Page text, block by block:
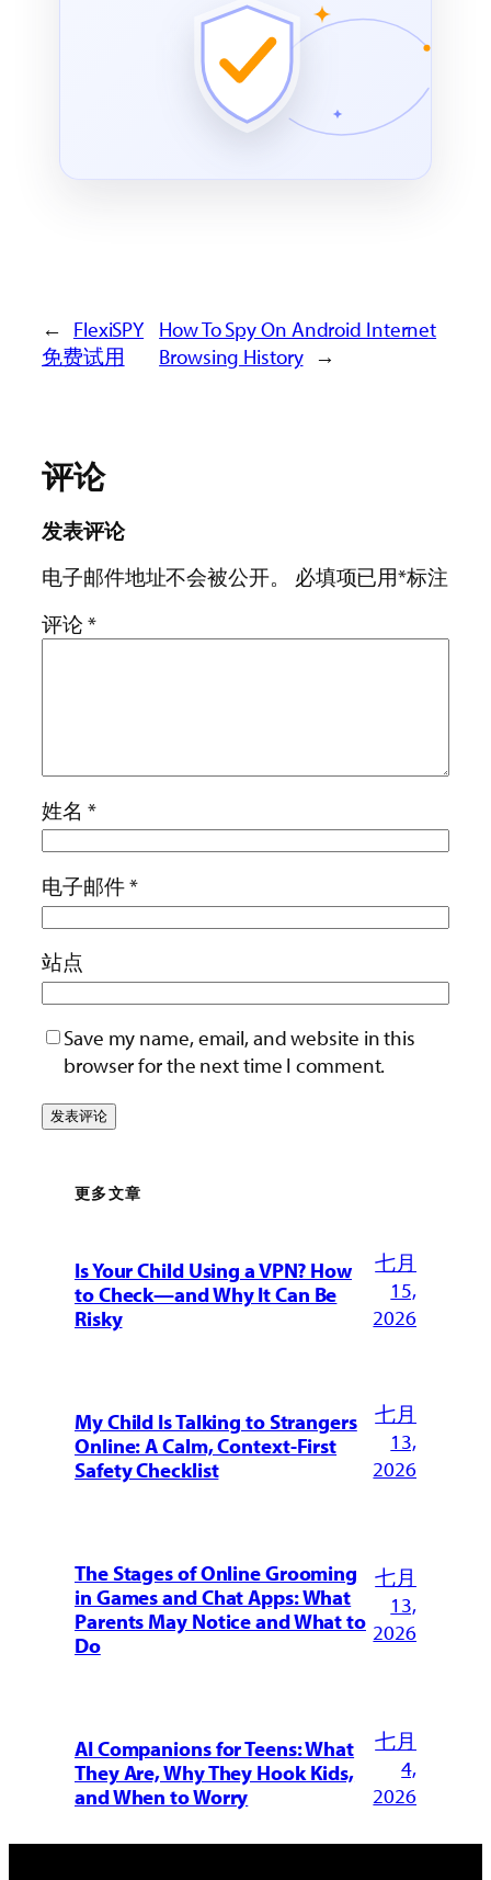
← FlexiSPY
免费试用
How To Spy On Android Internet
Browsing History →
评论
发表评论
电子邮件地址不会被公开。
必填项已用*标注
评论 *
姓名 *
电子邮件*
站点
Save my name, email, and website in this
browser for the next time I comment.
更多文章
Is Your Child Using a VPN? How
to Check—and Why It Can Be
Risky
七月
15,
2026
My Child Is Talking to Strangers
Online: A Calm, Context-First
Safety Checklist
七月
13,
2026
The Stages of Online Grooming
in Games and Chat Apps: What
Parents May Notice and What to
Do
七月
13,
2026
AI Companions for Teens: What
They Are, Why They Hook Kids,
and When to Worry
七月
4,
2026